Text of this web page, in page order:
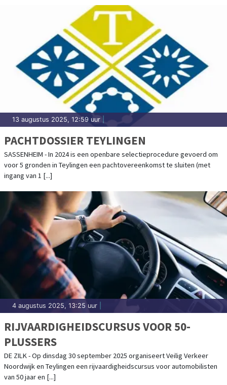
13 augustus 2025, 12:59 uur
PACHTDOSSIER TEYLINGEN
SASSENHEIM - In 2024 is een openbare selectieprocedure gevoerd om
voor 5 gronden in Teylingen een pachtovereenkomst te sluiten (met
ingang van 1 [...]
4 augustus 2025, 13:25 uur
RIJVAARDIGHEIDSCURSUS VOOR 50-
PLUSSERS
DE ZILK - Op dinsdag 30 september 2025 organiseert Veilig Verkeer
Noordwijk en Teylingen een rijvaardigheidscursus voor automobilisten
van 50 jaar en [...]